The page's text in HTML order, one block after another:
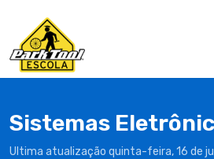
Sistemas
Ultima atualização quinta-feira, 16 de